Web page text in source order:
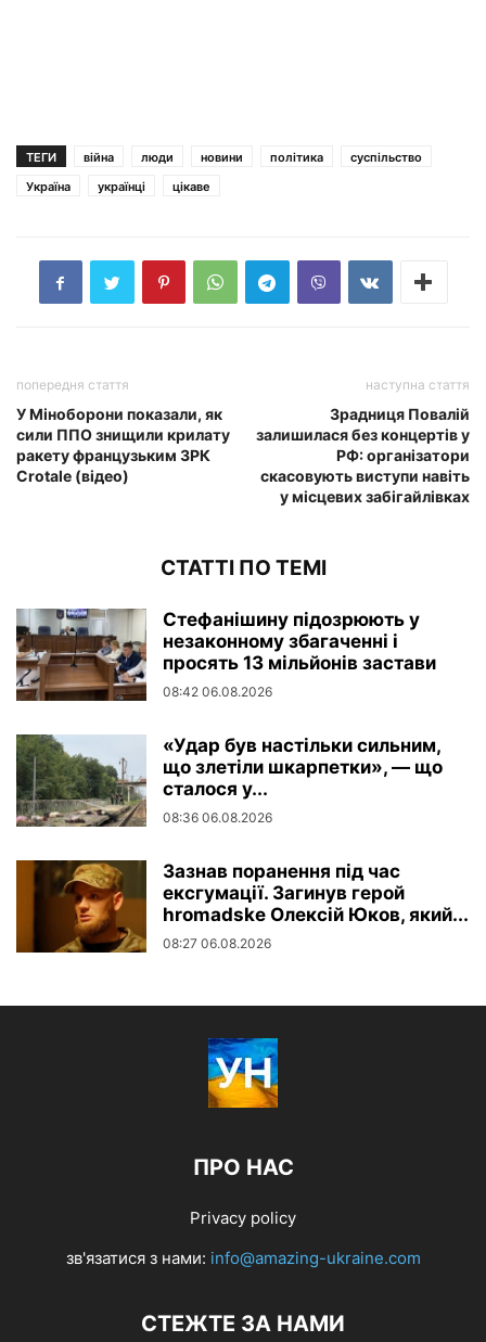
ТЕГИ війна люди новини політика
суспільство
Україна
українці цікаве
попередня стаття
У Міноборони показали, як
сили ППО знищили крилату
ракету французьким ЗРК
Crotale (відео)
наступна стаття
Зрадниця Повалій
залишилася без концертів у
РФ: організатори
скасовують виступи навіть
у місцевих забігайлівках
СТАТТІ ПО ТЕМІ
Стефанішину підозрюють у
незаконному збагаченні і
просять 13 мільйонів застави
08:42 06.08.2026
«Удар був настільки сильним,
що злетіли шкарпетки», — що
сталося у...
08:36 06.08.2026
Зазнав поранення під час
ексгумації. Загинув герой
hromadske Олексій Юков, який...
08:27 06.08.2026
ПРО НАС
Privacy policy
зв'язатися з нами: info@amazing-ukraine.com
СТЕЖТЕ ЗА НАМИ